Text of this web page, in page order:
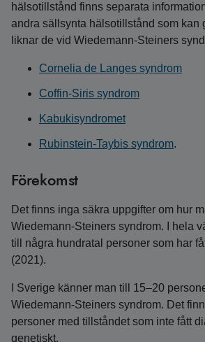
hälsotillstånd finns separata
andra sällsynta hälsotillstånd som kan
liknar de vid Wiedemann‑Steiners
Cornelia de Langes syndrom
Coffin‑Siris syndrom
Kabukisyndromet
Rubinstein‑Taybis syndrom.
Förekomst
Det finns inga säkra uppgifter om hur
Wiedemann-Steiners syndrom. I hela
till några hundratal personer som har
(2021).
I Sverige känner man till 15–20
Wiedemann-Steiners syndrom. Det
personer med tillståndet som inte fått
genetiskt.